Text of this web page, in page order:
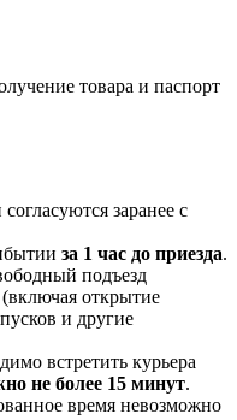
товара и паспорт
заранее с
за 1 час до приезда.
подъезд
открытие
и другие
встретить курьера
не более 15 минут.
время невозможно